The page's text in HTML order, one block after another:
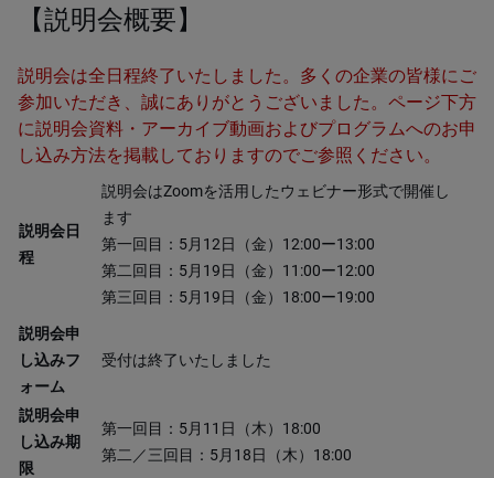
【説明会概要】
説明会は全日程終了いたしました。多くの企業の皆様にご
参加いただき、誠にありがとうございました。ページ下方
に説明会資料・アーカイブ動画およびプログラムへのお申
し込み方法を掲載しておりますのでご参照ください。
説明会日
程
説明会はZoomを活用したウェビナー形式で開催し
ます
第一回目：5月12日（金）12:00ー13:00
第二回目：5月19日（金）11:00ー12:00
第三回目：5月19日（金）18:00ー19:00
説明会申
し込みフ
ォーム
受付は終了いたしました
説明会申
し込み期
限
第一回目：5月11日（木）18:00
第二／三回目：5月18日（木）18:00